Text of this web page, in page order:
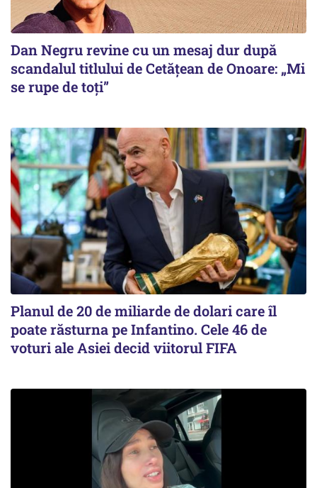
Dan Negru revine cu un mesaj dur după
scandalul titlului de Cetățean de Onoare: „Mi
se rupe de toți”
Planul de 20 de miliarde de dolari care îl
poate răsturna pe Infantino. Cele 46 de
voturi ale Asiei decid viitorul FIFA